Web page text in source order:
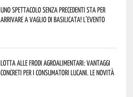
Uno spettacolo senza precedenti sta per
arrivare a Vaglio di Basilicata! L’evento
Lotta alle frodi agroalimentari: vantaggi
concreti per i consumatori lucani. Le novità